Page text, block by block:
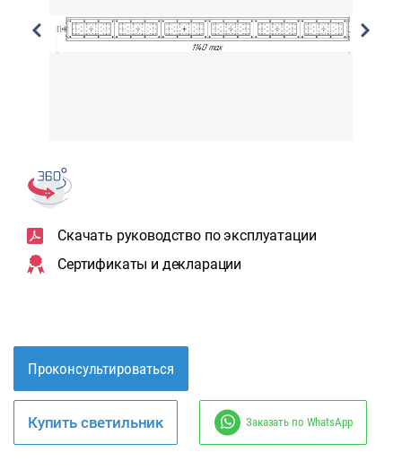
Скачать руководство по эксплуатации
Сертификаты и декларации
Проконсультироваться
Купить светильник Заказать по WhatsApp